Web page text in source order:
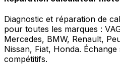
Diagnostic et réparation de
pour toutes les marques :
Mercedes, BMW, Renault,
Nissan, Fiat, Honda.
compétitifs.